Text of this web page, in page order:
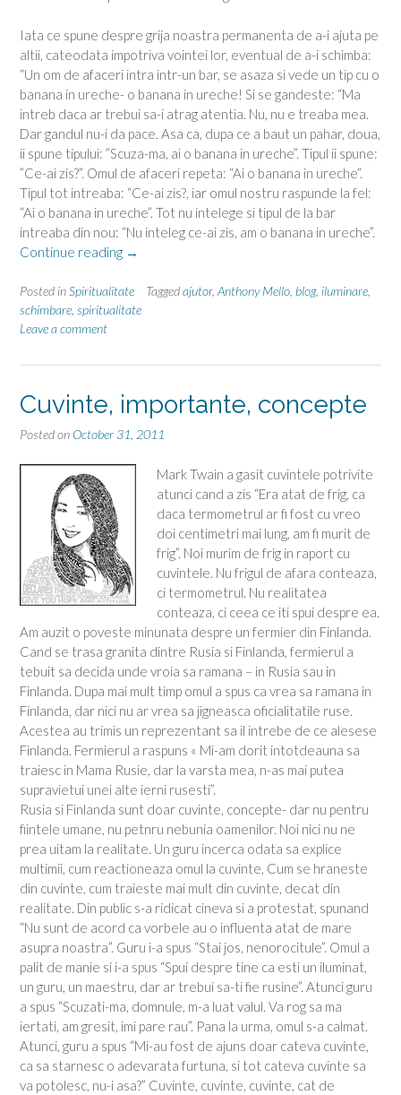
Iata ce spune despre grija noastra permanenta de a-i ajuta pe
altii, cateodata impotriva vointei lor, eventual de a-i schimba:
“Un om de afaceri intra intr-un bar, se asaza si vede un tip cu o
banana in ureche- o banana in ureche! Si se gandeste: “Ma
intreb daca ar trebui sa-i atrag atentia. Nu, nu e treaba mea.
Dar gandul nu-i da pace. Asa ca, dupa ce a baut un pahar, doua,
ii spune tipului: ”Scuza-ma, ai o banana in ureche”. Tipul ii spune:
”Ce-ai zis?”. Omul de afaceri repeta: “Ai o banana in ureche”.
Tipul tot intreaba: “Ce-ai zis?, iar omul nostru raspunde la fel:
“Ai o banana in ureche”. Tot nu intelege si tipul de la bar
intreaba din nou: “Nu inteleg ce-ai zis, am o banana in ureche”.
Continue reading
“Sa-
schimbam
pe
→
Posted inSpiritualitate Taggedajutor, Anthony Mello blog, iluminare
schimbare spiritualitate
Leave a comment
Cuvinte, importante, concepte
Posted on October 31, 2011
Mark Twain a gasit cuvintele potrivite
atunci cand a zis “Era atat de frig, ca
daca termometrul ar fi fost cu vreo
doi centimetri mai lung, am fi murit de
frig”. Noi murim de frig in raport cu
cuvintele. Nu frigul de afara conteaza,
ci termometrul. Nu realitatea
conteaza, ci ceea ce iti spui despre ea.
Am auzit o poveste minunata despre un fermier din Finlanda.
Cand se trasa granita dintre Rusia si Finlanda, fermierul a
tebuit sa decida unde vroia sa ramana – in Rusia sau in
Finlanda. Dupa mai mult timp omul a spus ca vrea sa ramana in
Finlanda, dar nici nu ar vrea sa jigneasca oficialitatile ruse.
Acestea au trimis un reprezentant sa il intrebe de ce alesese
Finlanda. Fermierul a raspuns « Mi-am dorit intotdeauna sa
traiesc in Mama Rusie, dar la varsta mea, n-as mai putea
supravietui unei alte ierni rusesti”.
Rusia si Finlanda sunt doar cuvinte, concepte- dar nu pentru
fiintele umane, nu petnru nebunia oamenilor. Noi nici nu ne
prea uitam la realitate. Un guru incerca odata sa explice
multimii, cum reactioneaza omul la cuvinte, Cum se hraneste
din cuvinte, cum traieste mai mult din cuvinte, decat din
realitate. Din public s-a ridicat cineva si a protestat, spunand
“Nu sunt de acord ca vorbele au o influenta atat de mare
asupra noastra”. Guru i-a spus “Stai jos, nenorocitule”. Omul a
palit de manie si i-a spus “Spui despre tine ca esti un iluminat,
un guru, un maestru, dar ar trebui sa-ti fie rusine”. Atunci guru
a spus “Scuzati-ma, domnule, m-a luat valul. Va rog sa ma
iertati, am gresit, imi pare rau”. Pana la urma, omul s-a calmat.
Atunci, guru a spus “Mi-au fost de ajuns doar cateva cuvinte,
ca sa starnesc o adevarata furtuna, si tot cateva cuvinte sa
va potolesc, nu-i asa?” Cuvinte, cuvinte, cuvinte, cat de